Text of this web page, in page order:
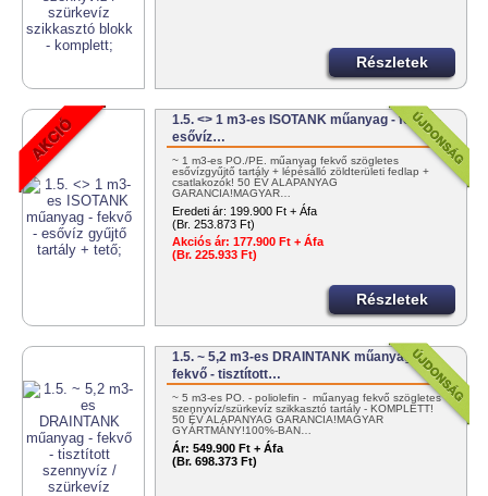
Részletek
1.5. <> 1 m3-es ISOTANK műanyag - fekvő -
esővíz…
~ 1 m3-es PO./PE. műanyag fekvő szögletes
esővízgyűjtő tartály + lépésálló zöldterületi fedlap +
csatlakozók! 50 ÉV ALAPANYAG
GARANCIA!MAGYAR…
Eredeti ár: 199.900 Ft + Áfa
(Br. 253.873 Ft)
Akciós ár: 177.900 Ft + Áfa
(Br. 225.933 Ft)
Részletek
1.5. ~ 5,2 m3-es DRAINTANK műanyag -
fekvő - tisztított…
~ 5 m3-es PO. - poliolefin - műanyag fekvő szögletes
szennyvíz/szürkevíz szikkasztó tartály - KOMPLETT!
50 ÉV ALAPANYAG GARANCIA!MAGYAR
GYÁRTMÁNY!100%-BAN…
Ár: 549.900 Ft + Áfa
(Br. 698.373 Ft)